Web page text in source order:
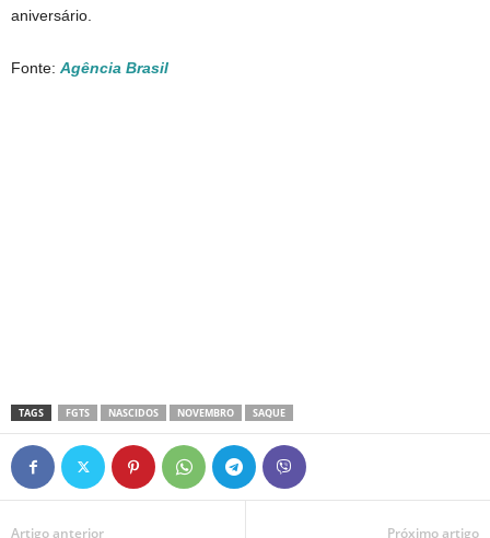
aniversário.
Fonte: Agência Brasil
TAGS FGTS NASCIDOS NOVEMBRO SAQUE
Artigo anterior Próximo artigo